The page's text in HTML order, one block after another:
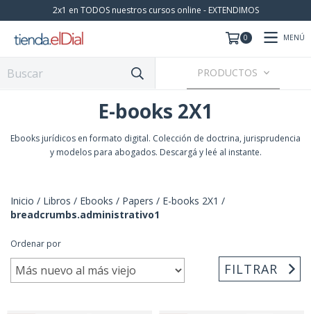
2x1 en TODOS nuestros cursos online - EXTENDIMOS
0 MENÚ
PRODUCTOS
E-books 2X1
Ebooks jurídicos en formato digital. Colección de doctrina, jurisprudencia
y modelos para abogados. Descargá y leé al instante.
Inicio / Libros / Ebooks / Papers / E-books 2X1 /
breadcrumbs.administrativo1
Ordenar por
FILTRAR